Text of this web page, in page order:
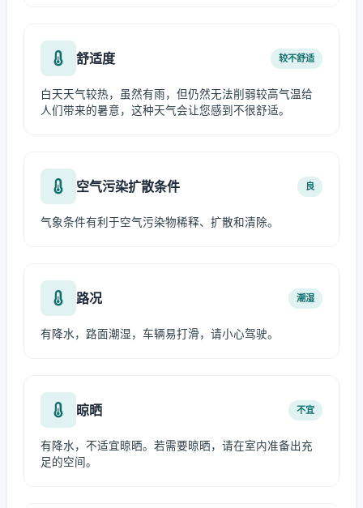
舒适度 较不舒适
白天天气较热，虽然有雨，但仍然无法削弱较高气温给
人们带来的暑意，这种天气会让您感到不很舒适。
空气污染扩散条件 良
气象条件有利于空气污染物稀释、扩散和清除。
路况 潮湿
有降水，路面潮湿，车辆易打滑，请小心驾驶。
晾晒 不宜
有降水，不适宜晾晒。若需要晾晒，请在室内准备出充
足的空间。